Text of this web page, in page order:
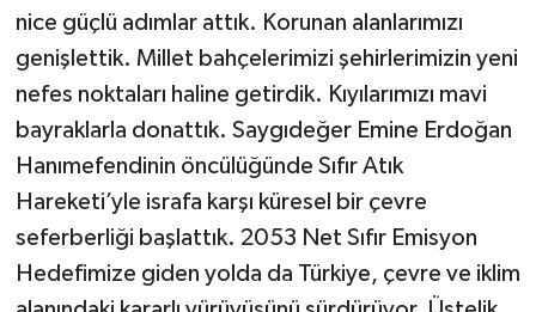
nice güçlü adımlar attık. Korunan alanlarımızı
genişlettik. Millet bahçelerimizi şehirlerimizin yeni
nefes noktaları haline getirdik. Kıyılarımızı mavi
bayraklarla donattık. Saygıdeğer Emine Erdoğan
Hanımefendinin öncülüğünde Sıfır Atık
Hareketi’yle israfa karşı küresel bir çevre
seferberliği başlattık. 2053 Net Sıfır Emisyon
Hedefimize giden yolda da Türkiye, çevre ve iklim